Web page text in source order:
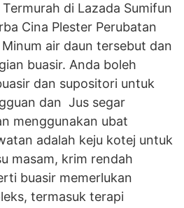
di Lazada Sumifun
Cina Plester Perubatan
air daun tersebut dan
buasir. Anda boleh
dan supositori untuk
dan Jus segar
menggunakan ubat
adalah keju kotej untuk
masam, krim rendah
buasir memerlukan
termasuk terapi